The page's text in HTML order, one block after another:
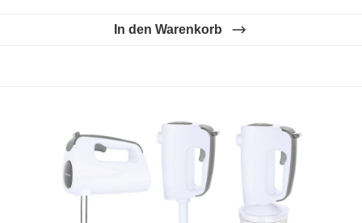
In den Warenkorb